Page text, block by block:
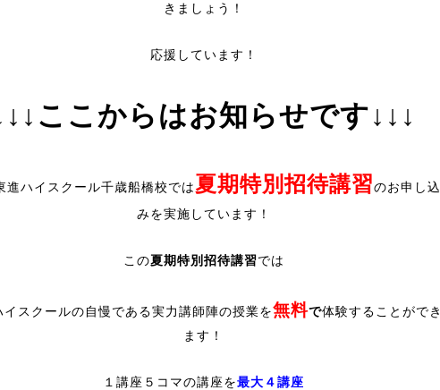
きましょう！
応援しています！
ここからはお知らせです↓↓↓
進ハイスクール千歳船橋校では夏期特別招待講習のお申し込
みを実施しています！
この夏期特別招待講習では
イスクールの自慢である実力講師陣の授業を無料で体験することができ
ます！
１講座５コマの講座を最大４講座